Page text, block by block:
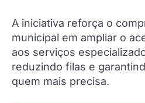
A iniciativa reforça o
municipal em ampliar o
aos serviços
reduzindo filas e
quem mais precisa.